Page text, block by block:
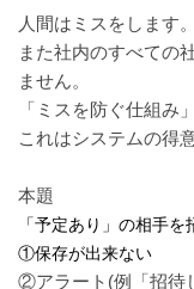
人間はミスをします。
また社内のすべての
ません。
「ミスを防ぐ仕組み」
これはシステムの得
本題
「予定あり」の相手を
①保存が出来ない
②アラート(例「招待